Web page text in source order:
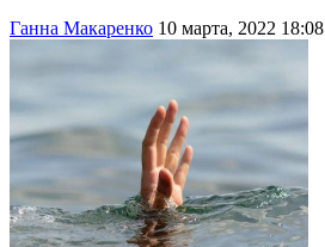
Ганна Макаренко 10 марта, 2022 18:08